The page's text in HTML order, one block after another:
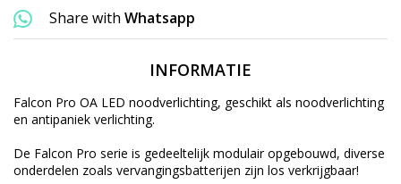
Share with Whatsapp
INFORMATIE
Falcon Pro OA LED noodverlichting, geschikt als noodverlichting
en antipaniek verlichting.
De Falcon Pro serie is gedeeltelijk modulair opgebouwd, diverse
onderdelen zoals vervangingsbatterijen zijn los verkrijgbaar!